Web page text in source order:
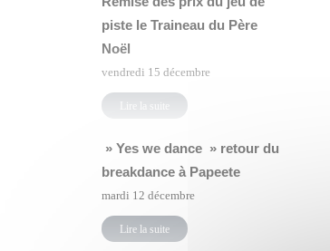
piste le Traineau du Père
Noël
vendredi 15 décembre
Lire la suite
» Yes we dance » retour du
breakdance à Papeete
mardi 12 décembre
Lire la suite